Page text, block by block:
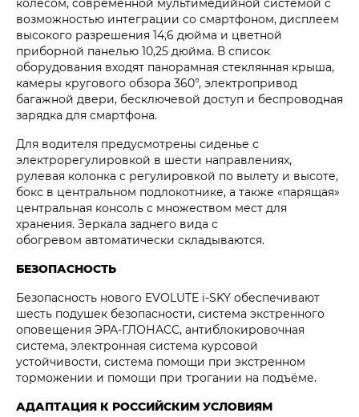
колесом, современной мультимедийной системой с
возможностью интеграции со смартфоном, дисплеем
высокого разрешения 14,6 дюйма и цветной
приборной панелью 10,25 дюйма. В список
оборудования входят панорамная стеклянная крыша,
камеры кругового обзора 360°, электропривод
багажной двери, бесключевой доступ и беспроводная
зарядка для смартфона.
Для водителя предусмотрены сиденье с
электрорегулировкой в шести направлениях,
рулевая колонка с регулировкой по вылету и высоте,
бокс в центральном подлокотнике, а также «парящая»
центральная консоль с множеством мест для
хранения. Зеркала заднего вида с
обогревом автоматически складываются.
БЕЗОПАСНОСТЬ
Безопасность нового EVOLUTE i‑SKY обеспечивают
шесть подушек безопасности, система экстренного
оповещения ЭРА-ГЛОНАСС, антиблокировочная
система, электронная система курсовой
устойчивости, система помощи при экстренном
торможении и помощи при трогании на подъёме.
АДАПТАЦИЯ К РОССИЙСКИМ УСЛОВИЯМ